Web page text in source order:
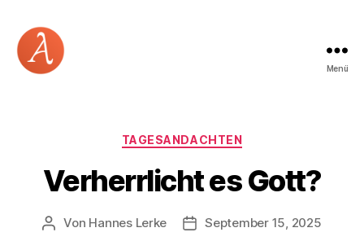
Menü
Kategorien
TAGESANDACHTEN
Verherrlicht es Gott?
Beitragsautor
Von Hannes Lerke Beitragsdatum
September 15, 2025